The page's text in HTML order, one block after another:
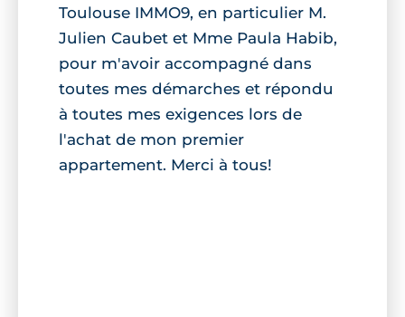
Toulouse IMMO9, en particulier M.
Julien Caubet et Mme Paula Habib,
pour m'avoir accompagné dans
toutes mes démarches et répondu
à toutes mes exigences lors de
l'achat de mon premier
appartement. Merci à tous!